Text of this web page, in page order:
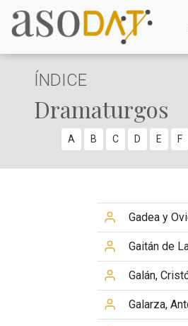
ÍNDICE
Dramaturgos
A B C D E F
Gadea y
Gaitán de
Galán,
Galarza,